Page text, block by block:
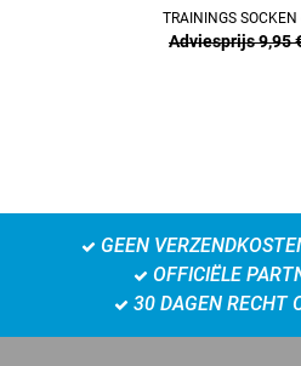
TRAININGS
Adviesprijs 9,95
GEEN
OFFICIËLE
30 DAGEN RECHT